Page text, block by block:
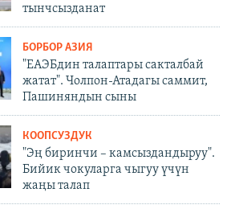
тынчсызданат
БОРБОР АЗИЯ
"ЕАЭБдин талаптары сакталбай
жатат". Чолпон-Атадагы саммит,
Пашиняндын сыны
КООПСУЗДУК
"Эң биринчи – камсыздандыруу".
Бийик чокуларга чыгуу үчүн
жаңы талап